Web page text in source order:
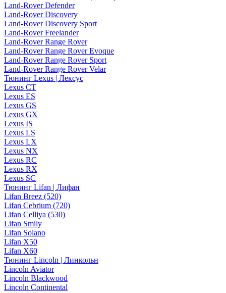
Land-Rover Defender
Land-Rover Discovery
Land-Rover Discovery Sport
Land-Rover Freelander
Land-Rover Range Rover
Land-Rover Range Rover Evoque
Land-Rover Range Rover Sport
Land-Rover Range Rover Velar
Тюнинг Lexus | Лексус
Lexus CT
Lexus ES
Lexus GS
Lexus GX
Lexus IS
Lexus LS
Lexus LX
Lexus NX
Lexus RC
Lexus RX
Lexus SC
Тюнинг Lifan | Лифан
Lifan Breez (520)
Lifan Cebrium (720)
Lifan Celliya (530)
Lifan Smily
Lifan Solano
Lifan X50
Lifan X60
Тюнинг Lincoln | Линкольн
Lincoln Aviator
Lincoln Blackwood
Lincoln Continental